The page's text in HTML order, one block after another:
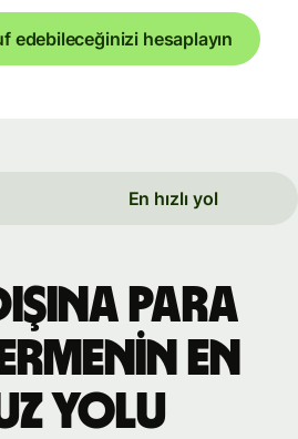
edebileceğinizi hesaplayın
En hızlı yol
para
en
yolu